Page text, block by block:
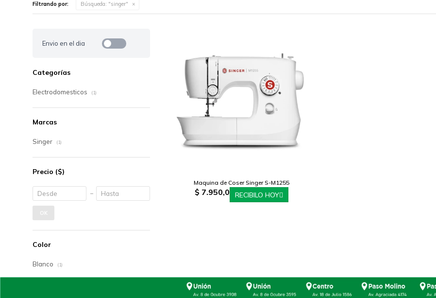
Filtrando por: Búsqueda: "singer"
Maquina de Coser Singer S-M1255
$ 7.950,0 RECIBILO HOY
Envio en el dia
Categorías
Electrodomesticos (1)
Marcas
Singer (1)
Precio ($)
OK
Color
Blanco (1)